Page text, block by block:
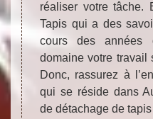
réaliser votre tâche.
Tapis qui a des
cours des années
domaine votre travail
Donc, rassurez à
qui se réside dans
de détachage de